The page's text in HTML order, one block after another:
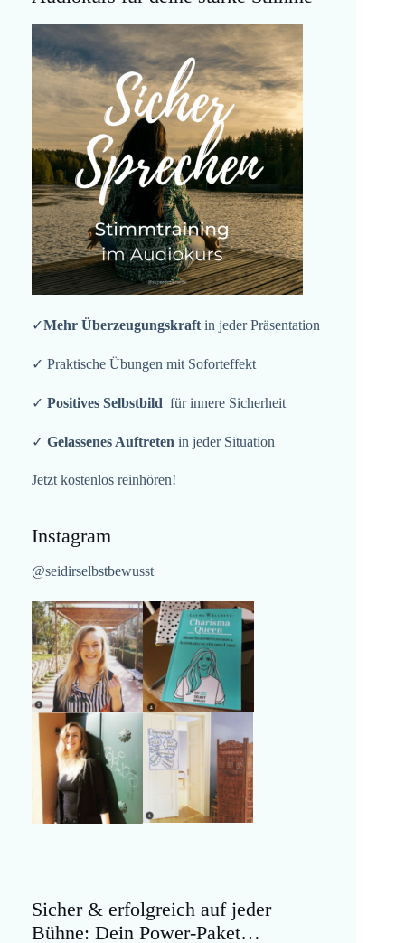
✓Mehr Überzeugungskraft in jeder Präsentation
✓ Praktische Übungen mit Soforteffekt
✓ Positives Selbstbild für innere Sicherheit
✓ Gelassenes Auftreten in jeder Situation
Jetzt kostenlos reinhören!
Instagram
@seidirselbstbewusst
Sicher & erfolgreich auf jeder
Bühne: Dein Power-Paket…